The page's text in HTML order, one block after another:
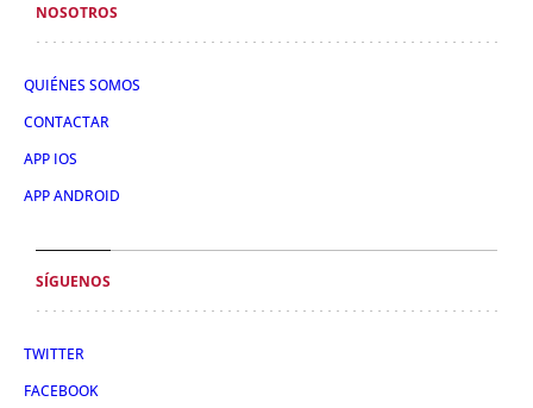
NOSOTROS
QUIÉNES SOMOS
CONTACTAR
APP IOS
APP ANDROID
SÍGUENOS
TWITTER
FACEBOOK